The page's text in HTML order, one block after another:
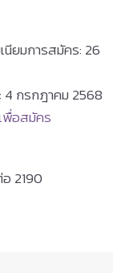
นียมการสมัคร: 26
4 กรกฎาคม 2568
พื่อสมัคร
2190